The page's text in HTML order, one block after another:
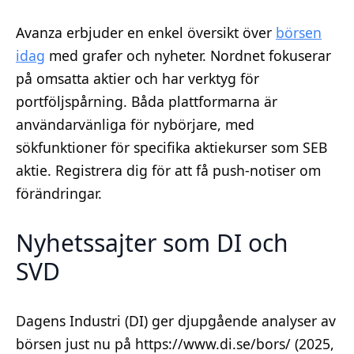
Avanza erbjuder en enkel översikt över börsen
idag med grafer och nyheter. Nordnet fokuserar
på omsatta aktier och har verktyg för
portföljspårning. Båda plattformarna är
användarvänliga för nybörjare, med
sökfunktioner för specifika aktiekurser som SEB
aktie. Registrera dig för att få push-notiser om
förändringar.
Nyhetssajter som DI och
SVD
Dagens Industri (DI) ger djupgående analyser av
börsen just nu på https://www.di.se/bors/ (2025,